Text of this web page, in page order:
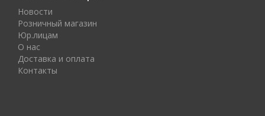
Новости
Розничный магазин
Юр.лицам
О нас
Доставка и оплата
Контакты